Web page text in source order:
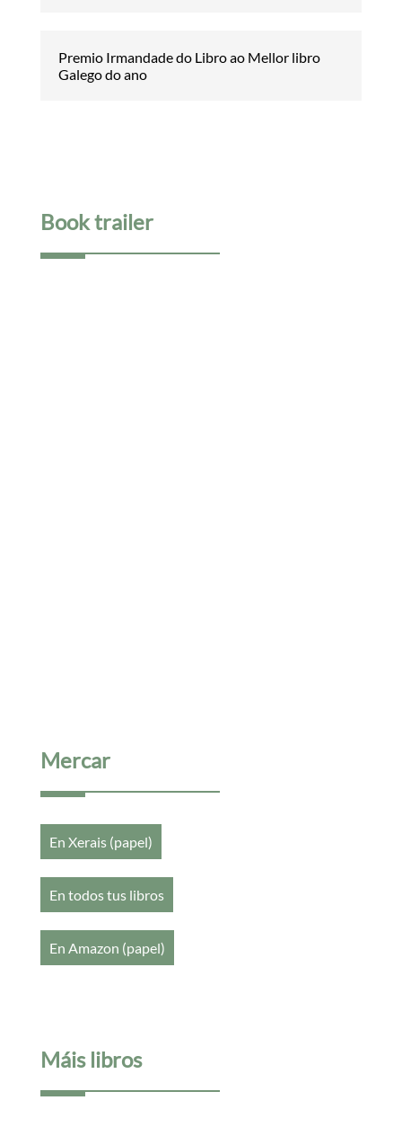
Premio Irmandade do Libro ao Mellor libro
Galego do ano
Book trailer
Mercar
En Xerais (papel)
En todos tus libros
En Amazon (papel)
Máis libros